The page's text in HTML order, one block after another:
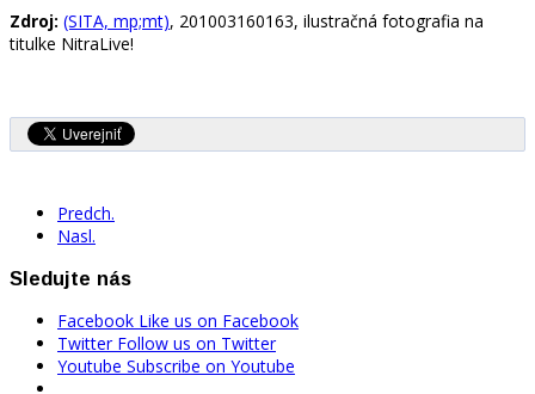
Zdroj: (SITA, mp;mt), 201003160163, ilustračná fotografia na
titulke NitraLive!
Predch.
Nasl.
Sledujte nás
Facebook Like us on Facebook
Twitter Follow us on Twitter
Youtube Subscribe on Youtube